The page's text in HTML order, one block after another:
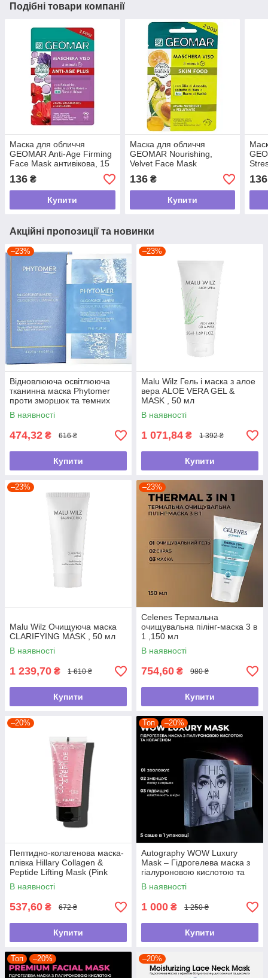
Подібні товари компанії
Маска для обличчя
GEOMAR Anti-Age Firming
Face Mask антивікова, 15
мл
136 ₴
Купити
Маска для обличчя
GEOMAR Nourishing,
Velvet Face Mask
натурального
походження, 15 мл
136₴
Купити
136
Акційні пропозиції та новинки
–23%
Відновлююча освітлююча
тканинна маска Phytomer
проти зморшок та темних
плям "Oligoforce" , 23г
В наявності
474,32 ₴ 616 ₴
Купити
–23%
Malu Wilz Гель і маска з алое
вера ALOE VERA GEL &
MASK , 50 мл
В наявності
1 071,84 ₴ 1 392 ₴
Купити
–23%
Malu Wilz Очищуюча маска
CLARIFYING MASK , 50 мл
В наявності
1 239,70 ₴ 1 610 ₴
Купити
–23%
Celenes Термальна
очищувальна пілінг-маска 3 в
1 ,150 мл
В наявності
754,60 ₴ 980 ₴
Купити
–20%
Пептидно-колагенова маска-
плівка Hillary Collagen &
Peptide Lifting Mask (Pink
Edition), 90 мл
В наявності
537,60 ₴ 672 ₴
Купити
Топ –20%
Autography WOW Luxury
Mask – Гідрогелева маска з
гіалуроновою кислотою та
колагеном, 5 саше в 1 уп.
В наявності
1 000 ₴ 1 250 ₴
Купити
Топ –20% –20%